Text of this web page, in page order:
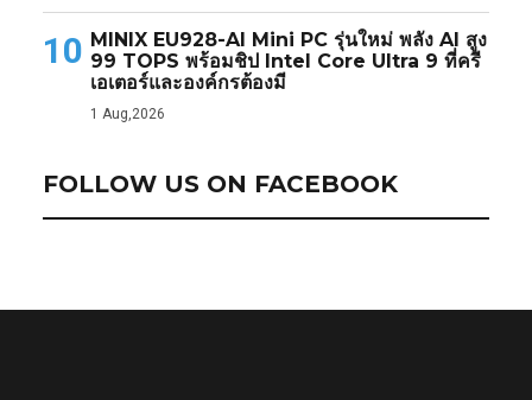
10 MINIX EU928-AI Mini PC รุ่นใหม่ พลัง AI สูง
99 TOPS พร้อมชิป Intel Core Ultra 9 ที่ครี
เอเตอร์และองค์กรต้องมี
1 Aug,2026
FOLLOW US ON FACEBOOK